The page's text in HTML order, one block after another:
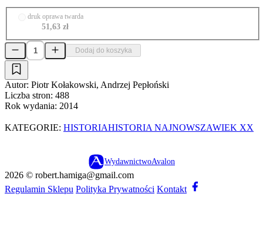
druk oprawa twarda
51,63 zł
Dodaj do koszyka
Autor: Piotr Kołakowski, Andrzej Pepłoński
Liczba stron: 488
Rok wydania: 2014
KATEGORIE: HISTORIAHISTORIA NAJNOWSZAWIEK XX
WydawnictwoAvalon
2026 © robert.hamiga@gmail.com
Regulamin Sklepu Polityka Prywatności Kontakt